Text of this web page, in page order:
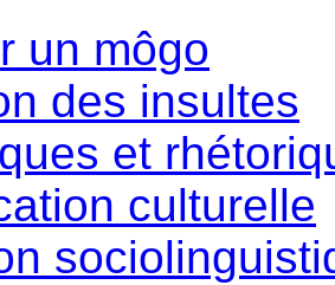
un môgo
des insultes
et
culturelle